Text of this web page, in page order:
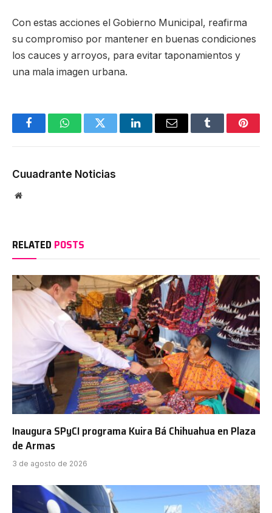
Con estas acciones el Gobierno Municipal, reafirma
su compromiso por mantener en buenas condiciones
los cauces y arroyos, para evitar taponamientos y
una mala imagen urbana.
FacebookWhatsAppTwitter LinkedInEmail Tumblr
Cuuadrante Noticias
Website
RELATED POSTS
Inaugura SPyCI programa Kuira Bá Chihuahua en Plaza
de Armas
3 de agosto de 2026